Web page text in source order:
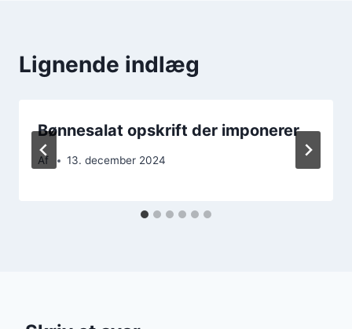
Lignende indlæg
Bønnesalat opskrift der imponerer
Af 13. december 2024